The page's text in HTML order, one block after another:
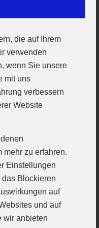
die auf Ihrem
verwenden
wenn Sie unsere
mit uns
verbessern
Website
mehr zu erfahren.
Einstellungen
Blockieren
auf
und auf
wir anbieten
entwickelte sich
Statt den Lauf
fortzusetzen,
des VfL erneut
Spiel zu finden.
es gerade mal
konnte Stephan
seinem Team
haben trotz des
Samstagabend
Fingern zu kleben